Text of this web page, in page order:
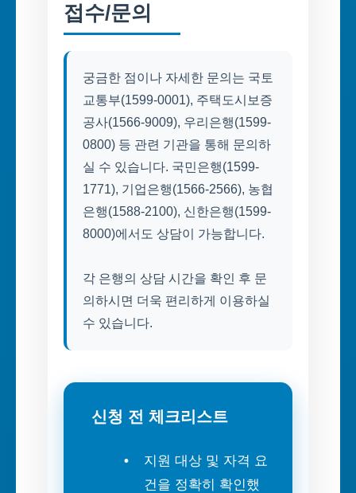
접수/문의
궁금한 점이나 자세한 문의는 국토
교통부(1599-0001), 주택도시보증
공사(1566-9009), 우리은행(1599-
0800) 등 관련 기관을 통해 문의하
실 수 있습니다. 국민은행(1599-
1771), 기업은행(1566-2566), 농협
은행(1588-2100), 신한은행(1599-
8000)에서도 상담이 가능합니다.
각 은행의 상담 시간을 확인 후 문
의하시면 더욱 편리하게 이용하실
수 있습니다.
신청 전 체크리스트
지원 대상 및 자격 요
건을 정확히 확인했